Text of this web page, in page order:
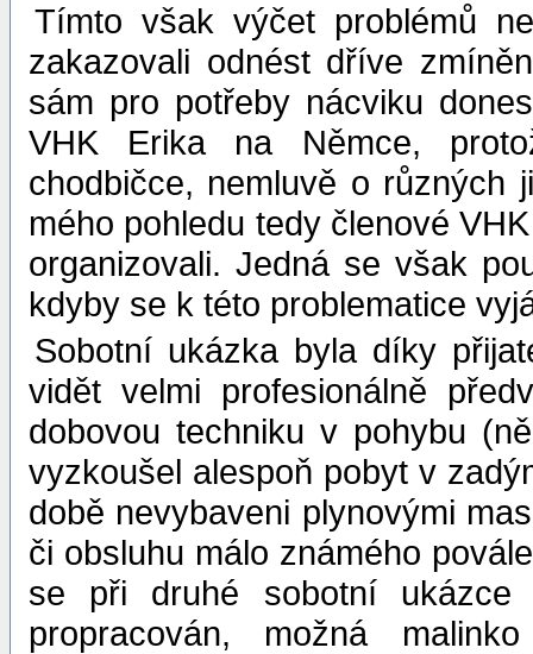
Tímto však výčet problémů
zakazovali odnést dříve
sám pro potřeby nácviku
VHK Erika na Němce,
chodbičce, nemluvě o různých
mého pohledu tedy členové
organizovali. Jedná se však
kdyby se k této problematice
Sobotní ukázka byla díky
vidět velmi profesionálně
dobovou techniku v pohybu
vyzkoušel alespoň pobyt v
době nevybaveni plynovými
či obsluhu málo známého
se při druhé sobotní ukázce
propracován, možná